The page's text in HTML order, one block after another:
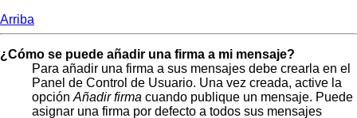
Arriba
¿Cómo se puede añadir una firma a mi mensaje?
Para añadir una firma a sus mensajes debe crearla en el
Panel de Control de Usuario. Una vez creada, active la
opción Añadir firma cuando publique un mensaje. Puede
asignar una firma por defecto a todos sus mensajes